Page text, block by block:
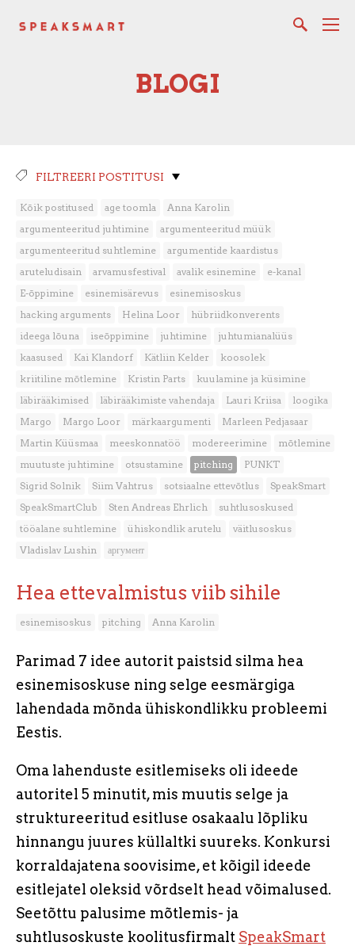
BLOGI
FILTREERI POSTITUSI
Kõik postitused age toomla
Anna Karolin
argumenteeritud juhtimine
argumenteeritud müük
argumenteeritud suhtlemine
argumentide kaardistus
aruteludisain
arvamusfestival avalik esinemine
e-kanal
E-õppimine
esinemisärevus
esinemisoskus
hacking arguments
Helina Loor
hübriidkonverents
ideega lõuna
iseõppimine juhtimine
juhtumianalüüs
kaasused
Kai Klandorf Kätliin Kelder
koosolek
kriitiline mõtlemine
Kristin Parts
kuulamine ja küsimine
läbirääkimised
läbirääkimiste vahendaja Lauri Kriisa
loogika
Margo
Margo Loor märkaargumenti
Marleen Pedjasaar
Martin Küüsmaa
meeskonnatöö modereerimine
mõtlemine
muutuste juhtimine
otsustamine pitching
PUNKT
Sigrid Solnik
Siim Vahtrus sotsiaalne ettevõtlus
SpeakSmart
SpeakSmartClub
Sten Andreas Ehrlich
suhtlusoskused
tööalane suhtlemine
ühiskondlik arutelu
väitlusoskus
Vladislav Lushin
аргумент
Hea ettevalmistus viib sihile
esinemisoskus pitching Anna Karolin
Parimad 7 idee autorit paistsid silma hea
esinemisoskuse ning selge eesmärgiga
lahendada mõnda ühiskondlikku probleemi
Eestis.
Oma lahenduste esitlemiseks oli ideede
autoritel 5 minutit, mis muutis selge ja
struktureeritud esitluse osakaalu lõpliku
hinnangu juures küllaltki suureks. Konkursi
korraldajatena soovisime, et kõigil ideede
esitlejatel oleksid võrdselt head võimalused.
Seetõttu palusime mõtlemis- ja
suhtlusoskuste koolitusfirmalt SpeakSmart